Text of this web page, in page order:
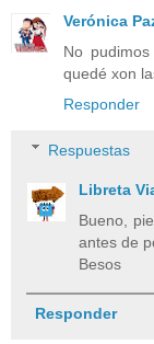
Verónica
No
quedé xon
Responder
Respuestas
Libreta
Bueno,
antes de
Besos
Responder